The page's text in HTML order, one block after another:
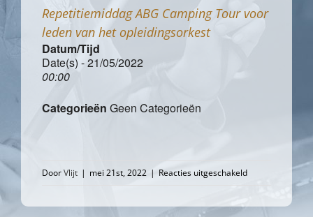
Repetitiemiddag ABG Camping Tour voor
leden van het opleidingsorkest
Datum/Tijd
Date(s) - 21/05/2022
00:00
Categorieën Geen Categorieën
DoorVlijt | mei 21st, 2022 | Reacties uitgeschakeldvoor
Repetitiemiddag
ABG